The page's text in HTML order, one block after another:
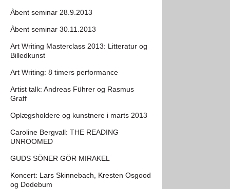
Åbent seminar 28.9.2013
Åbent seminar 30.11.2013
Art Writing Masterclass 2013: Litteratur og
Billedkunst
Art Writing: 8 timers performance
Artist talk: Andreas Führer og Rasmus
Graff
Oplægsholdere og kunstnere i marts 2013
Caroline Bergvall: THE READING
UNROOMED
GUDS SÖNER GÖR MIRAKEL
Koncert: Lars Skinnebach, Kresten Osgood
og Dodebum